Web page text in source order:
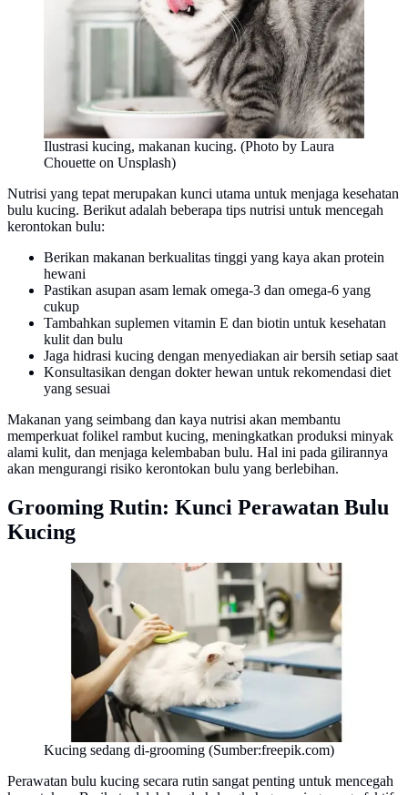
Ilustrasi kucing, makanan kucing. (Photo by Laura
Chouette on Unsplash)
Nutrisi yang tepat merupakan kunci utama untuk menjaga kesehatan
bulu kucing. Berikut adalah beberapa tips nutrisi untuk mencegah
kerontokan bulu:
Berikan makanan berkualitas tinggi yang kaya akan protein
hewani
Pastikan asupan asam lemak omega-3 dan omega-6 yang
cukup
Tambahkan suplemen vitamin E dan biotin untuk kesehatan
kulit dan bulu
Jaga hidrasi kucing dengan menyediakan air bersih setiap saat
Konsultasikan dengan dokter hewan untuk rekomendasi diet
yang sesuai
Makanan yang seimbang dan kaya nutrisi akan membantu
memperkuat folikel rambut kucing, meningkatkan produksi minyak
alami kulit, dan menjaga kelembaban bulu. Hal ini pada gilirannya
akan mengurangi risiko kerontokan bulu yang berlebihan.
Grooming Rutin: Kunci Perawatan Bulu
Kucing
Kucing sedang di-grooming (Sumber:freepik.com)
Perawatan bulu kucing secara rutin sangat penting untuk mencegah